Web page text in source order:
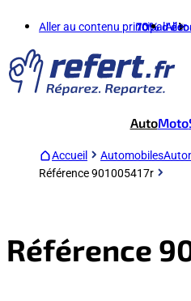
Aller au contenu principalAller
70%
AutoMoto
Accueil Automobiles
Référence 901005417r
Référence